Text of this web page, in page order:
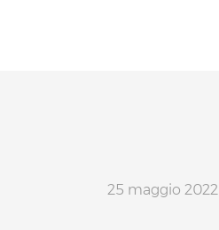
25 maggio 2022